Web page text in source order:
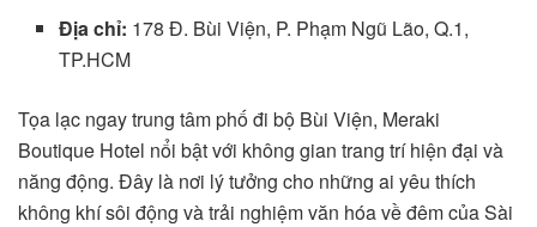
Địa chỉ: 178 Đ. Bùi Viện, P. Phạm Ngũ Lão, Q.1,
TP.HCM
Tọa lạc ngay trung tâm phố đi bộ Bùi Viện, Meraki
Boutique Hotel nổi bật với không gian trang trí hiện đại và
năng động. Đây là nơi lý tưởng cho những ai yêu thích
không khí sôi động và trải nghiệm văn hóa về đêm của Sài